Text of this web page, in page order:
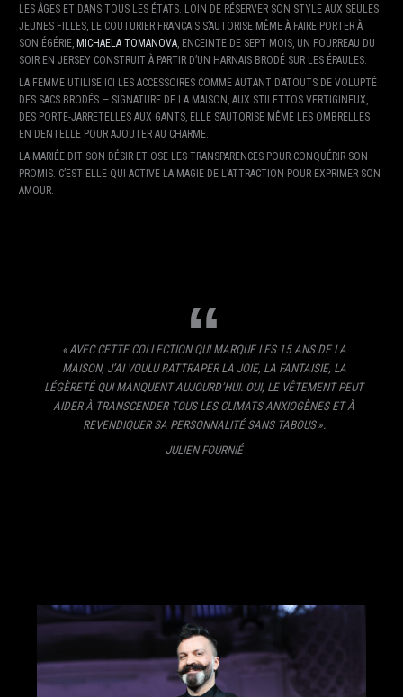
LES ÂGES ET DANS TOUS LES ÉTATS. LOIN DE RÉSERVER SON STYLE AUX SEULES
JEUNES FILLES, LE COUTURIER FRANÇAIS S’AUTORISE MÊME À FAIRE PORTER À
SON ÉGÉRIE, MICHAELA TOMANOVA, ENCEINTE DE SEPT MOIS, UN FOURREAU DU
SOIR EN JERSEY CONSTRUIT À PARTIR D’UN HARNAIS BRODÉ SUR LES ÉPAULES.
LA FEMME UTILISE ICI LES ACCESSOIRES COMME AUTANT D’ATOUTS DE VOLUPTÉ :
DES SACS BRODÉS — SIGNATURE DE LA MAISON, AUX STILETTOS VERTIGINEUX,
DES PORTE-JARRETELLES AUX GANTS, ELLE S’AUTORISE MÊME LES OMBRELLES
EN DENTELLE POUR AJOUTER AU CHARME.
LA MARIÉE DIT SON DÉSIR ET OSE LES TRANSPARENCES POUR CONQUÉRIR SON
PROMIS. C’EST ELLE QUI ACTIVE LA MAGIE DE L’ATTRACTION POUR EXPRIMER SON
AMOUR.
« AVEC CETTE COLLECTION QUI MARQUE LES 15 ANS DE LA
MAISON, J’AI VOULU RATTRAPER LA JOIE, LA FANTAISIE, LA
LÉGÈRETÉ QUI MANQUENT AUJOURD’HUI. OUI, LE VÊTEMENT PEUT
AIDER À TRANSCENDER TOUS LES CLIMATS ANXIOGÈNES ET À
REVENDIQUER SA PERSONNALITÉ SANS TABOUS ».
JULIEN FOURNIÉ